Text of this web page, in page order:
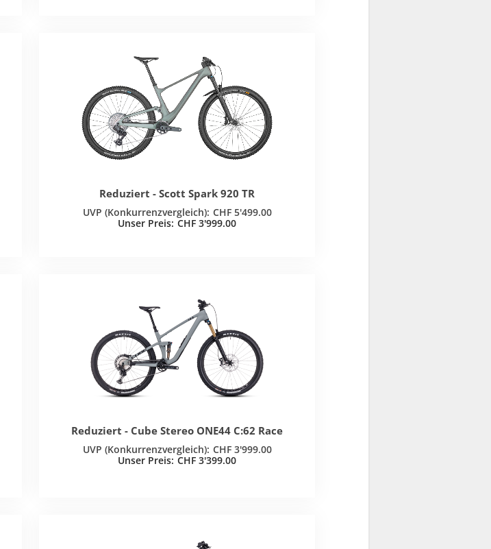
Reduziert - Scott Spark 920 TR
CHF5'499.00
CHF 3'999.00
Reduziert - Cube Stereo ONE44 C:62 Race
CHF3'999.00
CHF 3'399.00